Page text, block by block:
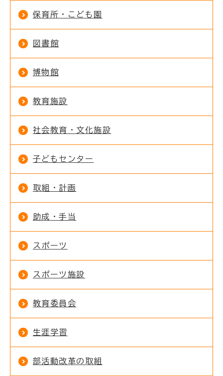
保育所・こども園
図書館
博物館
教育施設
社会教育・文化施設
子どもセンター
取組・計画
助成・手当
スポーツ
スポーツ施設
教育委員会
生涯学習
部活動改革の取組